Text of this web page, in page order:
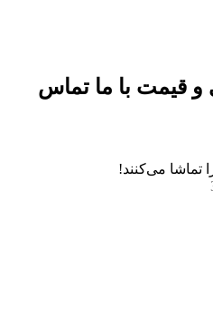
قیمت با ما تماس
تماشا می‌کنند!